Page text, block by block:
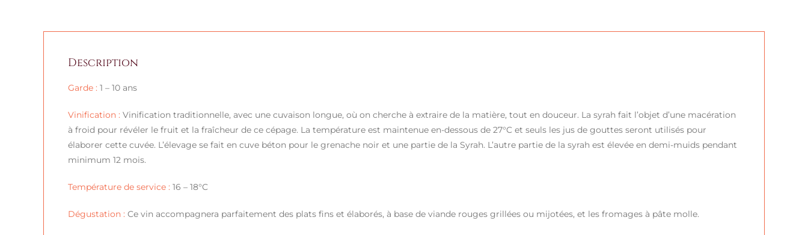
Description
Garde : 1 – 10 ans
Vinification : Vinification traditionnelle, avec une cuvaison longue, où on cherche à extraire de la matière, tout en douceur. La syrah fait l’objet d’une macération
à froid pour révéler le fruit et la fraîcheur de ce cépage. La température est maintenue en-dessous de 27°C et seuls les jus de gouttes seront utilisés pour
élaborer cette cuvée. L’élevage se fait en cuve béton pour le grenache noir et une partie de la Syrah. L’autre partie de la syrah est élevée en demi-muids pendant
minimum 12 mois.
Température de service : 16 – 18°C
Dégustation : Ce vin accompagnera parfaitement des plats fins et élaborés, à base de viande rouges grillées ou mijotées, et les fromages à pâte molle.